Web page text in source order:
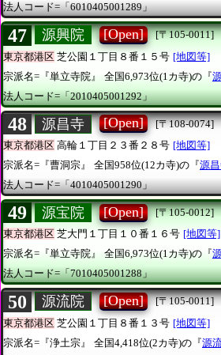
法人コード=「6010405001289」
47 源興院 [Open]
[〒105-0011]
東京都港区 芝公園１丁目８番１５号 [地図等]
宗派名=『単立寺院』
全国6,973位(1カ寺)の『
法人コード=「2010405001292」
48 源昌寺 [Open]
[〒108-0074]
東京都港区 高輪１丁目２３番２８号 [地図等]
宗派名=『曹洞宗』
全国958位(12カ寺)の『源
法人コード=「4010405001290」
49 源宝院 [Open]
[〒105-0012]
東京都港区 芝大門１丁目１０番１６号 [地図等]
宗派名=『単立寺院』
全国6,973位(1カ寺)の『
法人コード=「7010405001288」
50 源流院 [Open]
[〒105-0011]
東京都港区 芝公園１丁目８番１３号 [地図等]
宗派名=『浄土宗』
全国4,418位(2カ寺)の『源